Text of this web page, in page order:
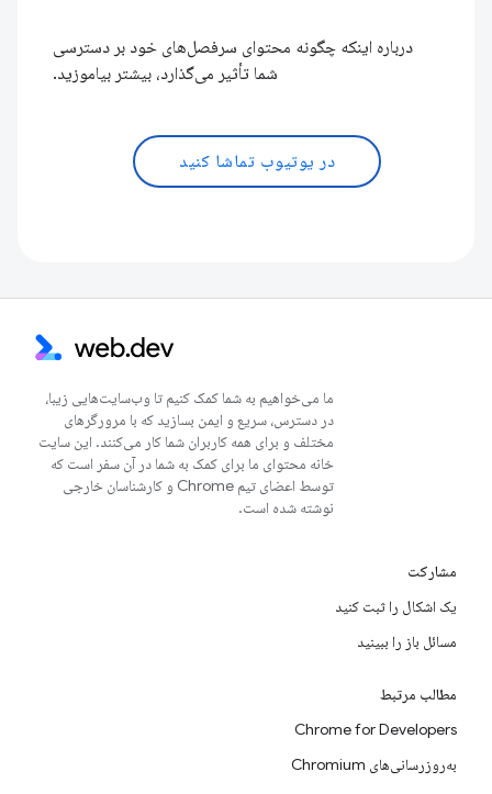
درباره اینکه چگونه محتوای سرفصل‌های خود بر دسترسی
شما تأثیر می‌گذارد، بیشتر بیاموزید.
در یوتیوب تماشا کنید
ما می‌خواهیم به شما کمک کنیم تا وب‌سایت‌هایی زیبا،
در دسترس، سریع و ایمن بسازید که با مرورگرهای
مختلف و برای همه کاربران شما کار می‌کنند. این سایت
خانه محتوای ما برای کمک به شما در آن سفر است که
توسط اعضای تیم Chrome و کارشناسان خارجی
نوشته شده است.
مشارکت
یک اشکال را ثبت کنید
مسائل باز را ببینید
مطالب مرتبط
Chrome for Developers
به‌روزرسانی‌های Chromium